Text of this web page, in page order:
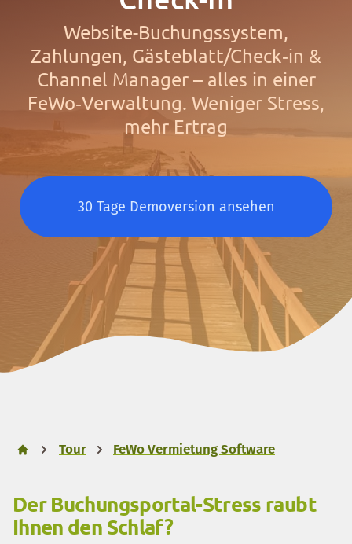
Website-Buchungssystem,
Zahlungen, Gästeblatt/Check‑in &
Channel Manager – alles in einer
FeWo‑Verwaltung. Weniger Stress,
mehr Ertrag
30 Tage Demoversion ansehen
Tour FeWo Vermietung Software
Der Buchungsportal-Stress raubt
Ihnen den Schlaf?